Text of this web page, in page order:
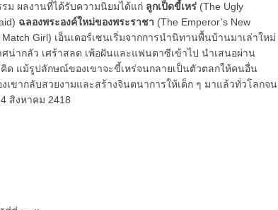
ม ผลงานที่ได้รับความนิยมได้แก่ ลูกเป็ดขี้เหร่ (The Ugly
ฉลองพระองค์ใหม่ของพระราชา (The Emperor’s New
Match Girl) เอ็นเดอร์เซนเริ่มจากการนำนิทานพื้นบ้านมาเล่าใหม่
ศน่ากลัว เศร้าสลด เพ้อฝันและแฟนตาซีเข้าไป นำเสนอผ่าน
ด แม้รูปลักษณ์ของเขาจะขี้เหร่จนกลายเป็นตัวตลกให้คนอื่น
เขากลับสวยงามและสร้างจินตนาการให้เด็ก ๆ มาแล้วทั่วโลกจน
สิงหาคม 2418